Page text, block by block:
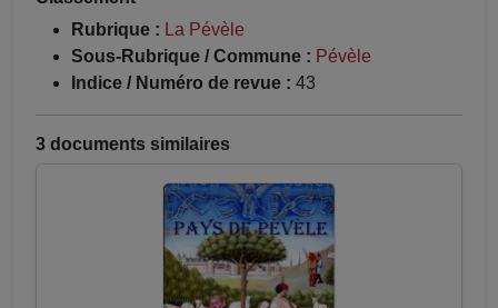
Rubrique : La Pévèle
Sous-Rubrique / Commune : Pévèle
Indice / Numéro de revue : 43
3 documents similaires